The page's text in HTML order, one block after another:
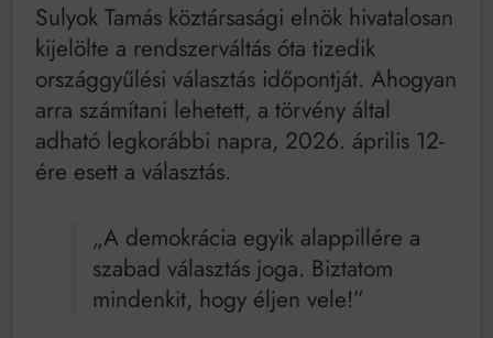
Mindenki a világot akarja uralni – de nem csak a 80-
as években
Bitumenes lapostetők: a bevált technológia akkor
működik, ha jól van felújítva
Sulyok Tamás köztársasági elnök hivatalosan
kijelölte a rendszerváltás óta tizedik
országgyűlési választás időpontját. Ahogyan
arra számítani lehetett, a törvény által
adható legkorábbi napra, 2026. április 12-
ére esett a választás.
„A demokrácia egyik alappillére a
szabad választás joga. Biztatom
mindenkit, hogy éljen vele!”